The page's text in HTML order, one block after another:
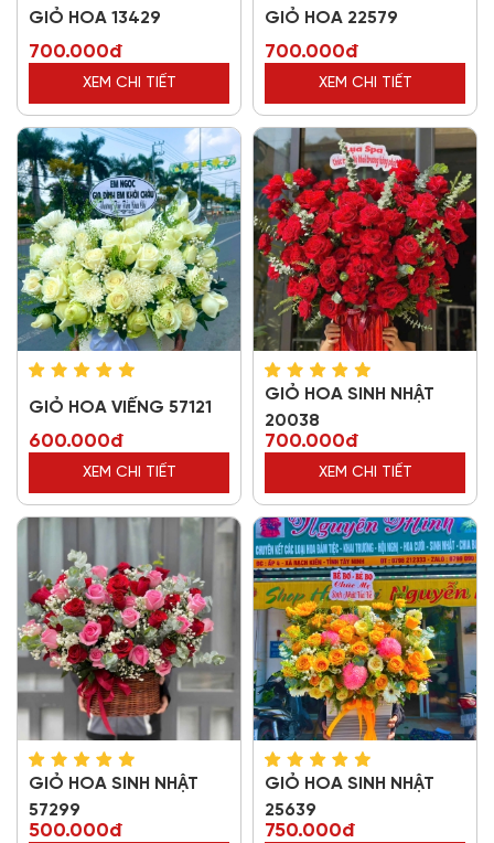
GIỎ HOA 13429
700.000đ
XEM CHI TIẾT
GIỎ HOA 22579
700.000đ
XEM CHI TIẾT
GIỎ HOA VIẾNG 57121
600.000đ
XEM CHI TIẾT
GIỎ HOA SINH NHẬT
20038
700.000đ
XEM CHI TIẾT
GIỎ HOA SINH NHẬT
57299
500.000đ
GIỎ HOA SINH NHẬT
25639
750.000đ